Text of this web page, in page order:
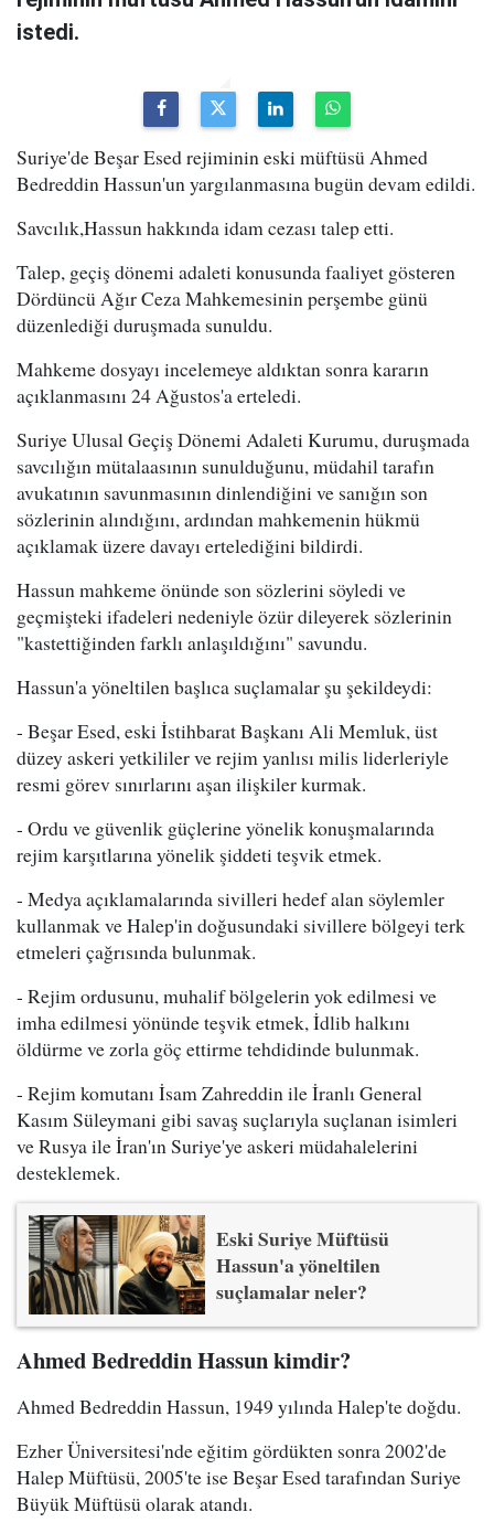
istedi.
Suriye'de Beşar Esed rejiminin eski müftüsü Ahmed
Bedreddin Hassun'un yargılanmasına bugün devam edildi.
Savcılık,Hassun hakkında idam cezası talep etti.
Talep, geçiş dönemi adaleti konusunda faaliyet gösteren
Dördüncü Ağır Ceza Mahkemesinin perşembe günü
düzenlediği duruşmada sunuldu.
Mahkeme dosyayı incelemeye aldıktan sonra kararın
açıklanmasını 24 Ağustos'a erteledi.
Suriye Ulusal Geçiş Dönemi Adaleti Kurumu, duruşmada
savcılığın mütalaasının sunulduğunu, müdahil tarafın
avukatının savunmasının dinlendiğini ve sanığın son
sözlerinin alındığını, ardından mahkemenin hükmü
açıklamak üzere davayı ertelediğini bildirdi.
Hassun mahkeme önünde son sözlerini söyledi ve
geçmişteki ifadeleri nedeniyle özür dileyerek sözlerinin
"kastettiğinden farklı anlaşıldığını" savundu.
Hassun'a yöneltilen başlıca suçlamalar şu şekildeydi:
- Beşar Esed, eski İstihbarat Başkanı Ali Memluk, üst
düzey askeri yetkililer ve rejim yanlısı milis liderleriyle
resmi görev sınırlarını aşan ilişkiler kurmak.
- Ordu ve güvenlik güçlerine yönelik konuşmalarında
rejim karşıtlarına yönelik şiddeti teşvik etmek.
- Medya açıklamalarında sivilleri hedef alan söylemler
kullanmak ve Halep'in doğusundaki sivillere bölgeyi terk
etmeleri çağrısında bulunmak.
- Rejim ordusunu, muhalif bölgelerin yok edilmesi ve
imha edilmesi yönünde teşvik etmek, İdlib halkını
öldürme ve zorla göç ettirme tehdidinde bulunmak.
- Rejim komutanı İsam Zahreddin ile İranlı General
Kasım Süleymani gibi savaş suçlarıyla suçlanan isimleri
ve Rusya ile İran'ın Suriye'ye askeri müdahalelerini
desteklemek.
Eski Suriye Müftüsü
Hassun'a yöneltilen
suçlamalar neler?
Ahmed Bedreddin Hassun kimdir?
Ahmed Bedreddin Hassun, 1949 yılında Halep'te doğdu.
Ezher Üniversitesi'nde eğitim gördükten sonra 2002'de
Halep Müftüsü, 2005'te ise Beşar Esed tarafından Suriye
Büyük Müftüsü olarak atandı.